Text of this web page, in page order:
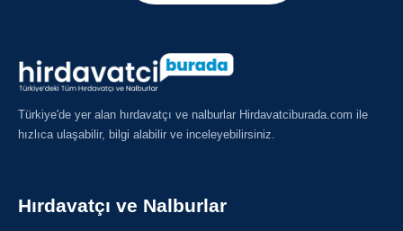
Türkiye'de yer alan hırdavatçı ve nalburlar Hirdavatciburada.com ile
hızlıca ulaşabilir, bilgi alabilir ve inceleyebilirsiniz.
Hırdavatçı ve Nalburlar